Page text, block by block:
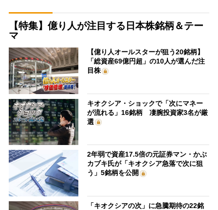
【特集】億り人が注目する日本株銘柄＆テー
マ
【億り人オールスターが狙う20銘柄】
「総資産69億円超」の10人が選んだ注
目株
キオクシア・ショックで「次にマネー
が流れる」16銘柄 凄腕投資家3名が厳
選
2年弱で資産17.5倍の元証券マン・かぶ
カブキ氏が「キオクシア急落で次に狙
う」5銘柄を公開
「キオクシアの次」に急騰期待の22銘